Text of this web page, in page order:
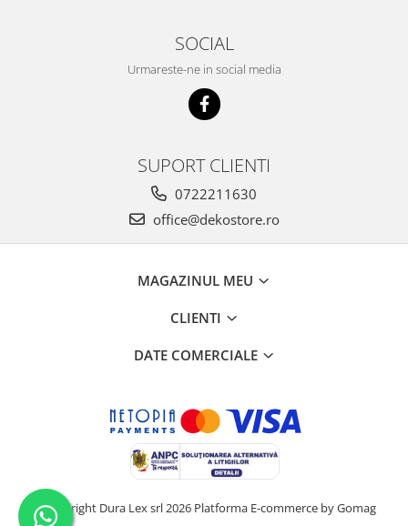
SOCIAL
Urmareste-ne in social media
SUPORT CLIENTI
0722211630
office@dekostore.ro
MAGAZINUL MEU
CLIENTI
DATE COMERCIALE
©Copyright Dura Lex srl 2026 Platforma E-commerce by Gomag